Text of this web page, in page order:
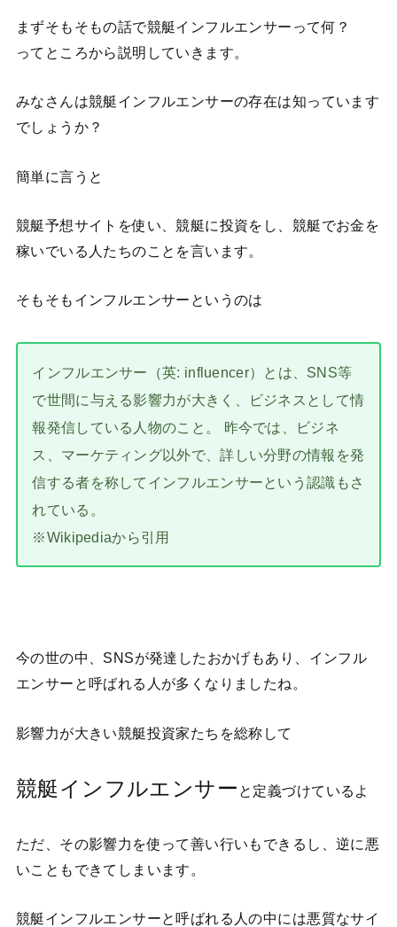
まずそもそもの話で競艇インフルエンサーって何？
ってところから説明していきます。
みなさんは競艇インフルエンサーの存在は知っています
でしょうか？
簡単に言うと
競艇予想サイトを使い、競艇に投資をし、競艇でお金を
稼いでいる人たちのことを言います。
そもそもインフルエンサーというのは
インフルエンサー（英: influencer）とは、SNS等
で世間に与える影響力が大きく、ビジネスとして情
報発信している人物のこと。 昨今では、ビジネ
ス、マーケティング以外で、詳しい分野の情報を発
信する者を称してインフルエンサーという認識もさ
れている。
※Wikipediaから引用
今の世の中、SNSが発達したおかげもあり、インフル
エンサーと呼ばれる人が多くなりましたね。
影響力が大きい競艇投資家たちを総称して
競艇インフルエンサー と定義づけているよ
ただ、その影響力を使って善い行いもできるし、逆に悪
いこともできてしまいます。
競艇インフルエンサーと呼ばれる人の中には悪質なサイ